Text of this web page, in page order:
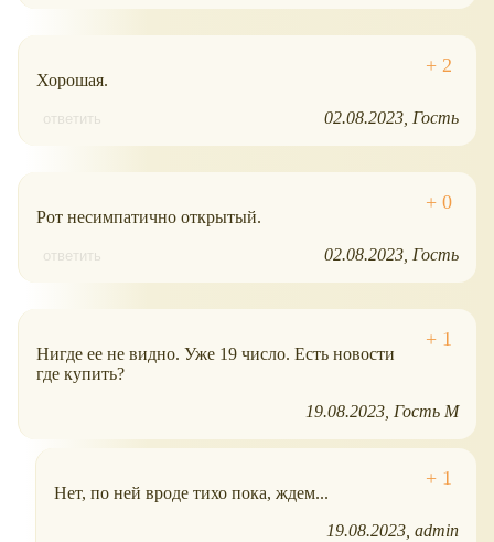
Хорошая.
ответить 02.08.2023 Гость
Рот несимпатично открытый.
ответить 02.08.2023 Гость
Нигде ее не видно. Уже 19 число. Есть новости
где купить?
19.08.2023 Гость М
Нет, по ней вроде тихо пока, ждем...
19.08.2023 admin